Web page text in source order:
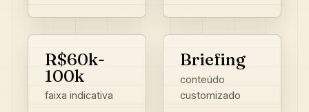
R$60k-
100k
faixa indicativa
Briefing
conteúdo
customizado